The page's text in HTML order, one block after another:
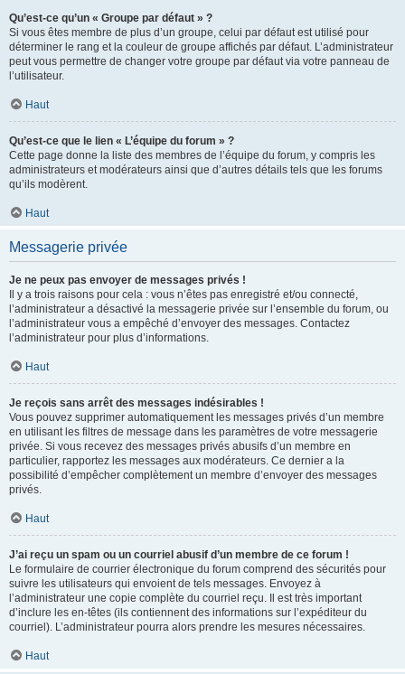
Qu’est-ce qu’un « Groupe par défaut » ?
Si vous êtes membre de plus d’un groupe, celui par défaut est utilisé pour
déterminer le rang et la couleur de groupe affichés par défaut. L’administrateur
peut vous permettre de changer votre groupe par défaut via votre panneau de
l’utilisateur.
Haut
Qu’est-ce que le lien « L’équipe du forum » ?
Cette page donne la liste des membres de l’équipe du forum, y compris les
administrateurs et modérateurs ainsi que d’autres détails tels que les forums
qu’ils modèrent.
Haut
Messagerie privée
Je ne peux pas envoyer de messages privés !
Il y a trois raisons pour cela : vous n’êtes pas enregistré et/ou connecté,
l’administrateur a désactivé la messagerie privée sur l’ensemble du forum, ou
l’administrateur vous a empêché d’envoyer des messages. Contactez
l’administrateur pour plus d’informations.
Haut
Je reçois sans arrêt des messages indésirables !
Vous pouvez supprimer automatiquement les messages privés d’un membre
en utilisant les filtres de message dans les paramètres de votre messagerie
privée. Si vous recevez des messages privés abusifs d’un membre en
particulier, rapportez les messages aux modérateurs. Ce dernier a la
possibilité d’empêcher complètement un membre d’envoyer des messages
privés.
Haut
J’ai reçu un spam ou un courriel abusif d’un membre de ce forum !
Le formulaire de courrier électronique du forum comprend des sécurités pour
suivre les utilisateurs qui envoient de tels messages. Envoyez à
l’administrateur une copie complète du courriel reçu. Il est très important
d’inclure les en-têtes (ils contiennent des informations sur l’expéditeur du
courriel). L’administrateur pourra alors prendre les mesures nécessaires.
Haut